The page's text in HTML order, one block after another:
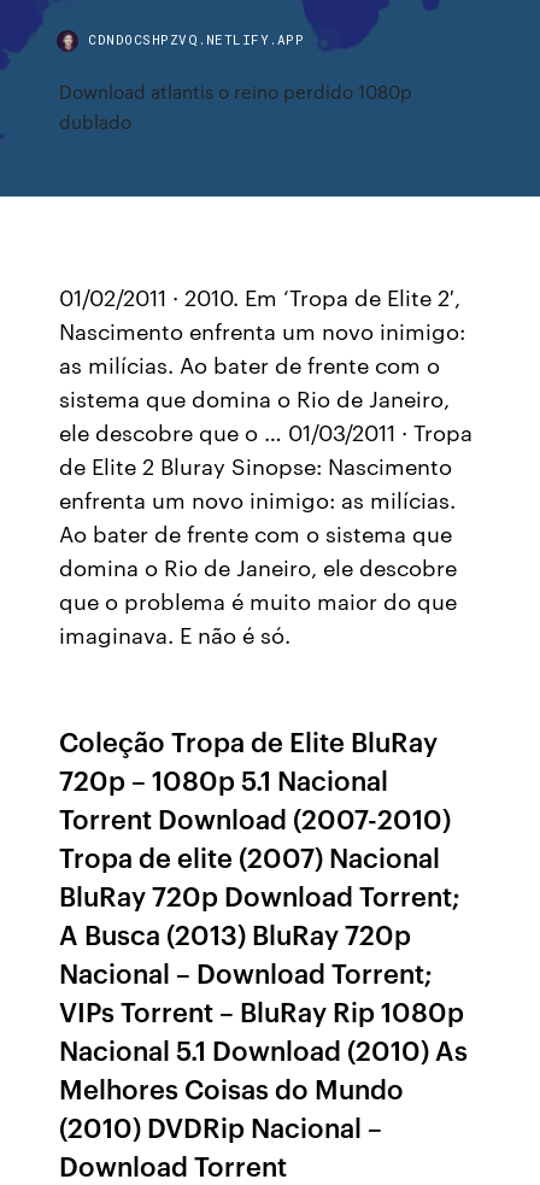
CDNDOCSHPZVQ.NETLIFY.APP
Download atlantis o reino perdido 1080p
dublado
01/02/2011 · 2010. Em ‘Tropa de Elite 2′,
Nascimento enfrenta um novo inimigo:
as milícias. Ao bater de frente com o
sistema que domina o Rio de Janeiro,
ele descobre que o … 01/03/2011 · Tropa
de Elite 2 Bluray Sinopse: Nascimento
enfrenta um novo inimigo: as milícias.
Ao bater de frente com o sistema que
domina o Rio de Janeiro, ele descobre
que o problema é muito maior do que
imaginava. E não é só.
Coleção Tropa de Elite BluRay
720p – 1080p 5.1 Nacional
Torrent Download (2007-2010)
Tropa de elite (2007) Nacional
BluRay 720p Download Torrent;
A Busca (2013) BluRay 720p
Nacional – Download Torrent;
VIPs Torrent – BluRay Rip 1080p
Nacional 5.1 Download (2010) As
Melhores Coisas do Mundo
(2010) DVDRip Nacional –
Download Torrent